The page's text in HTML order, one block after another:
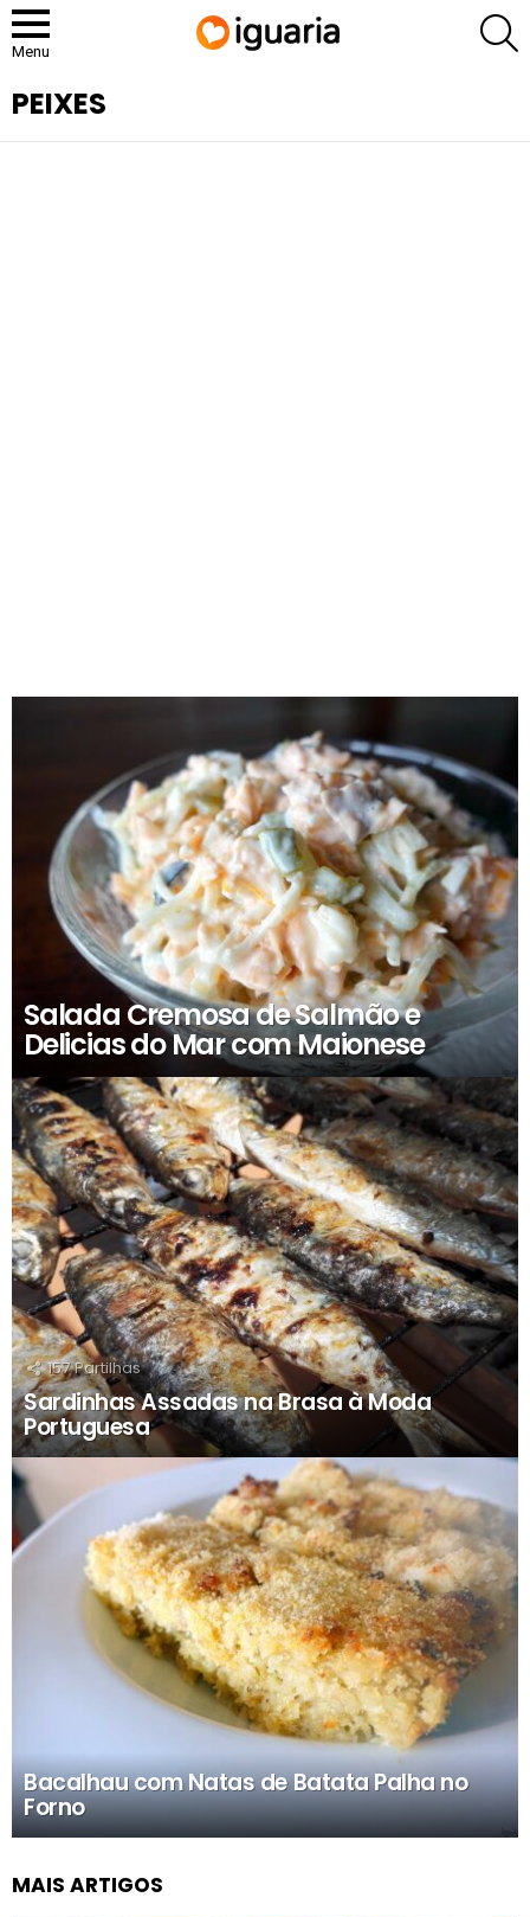
Menu
PEIXES
Salada Cremosa de Salmão e
Delicias do Mar com Maionese
157 Partilhas
Sardinhas Assadas na Brasa à Moda
Portuguesa
Bacalhau com Natas de Batata Palha no
Forno
MAIS ARTIGOS